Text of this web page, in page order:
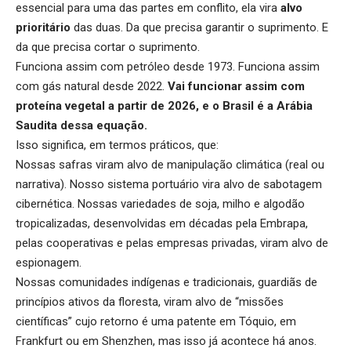
essencial para uma das partes em conflito, ela vira alvo
prioritário das duas. Da que precisa garantir o suprimento. E
da que precisa cortar o suprimento.
Funciona assim com petróleo desde 1973. Funciona assim
com gás natural desde 2022. Vai funcionar assim com
proteína vegetal a partir de 2026, e o Brasil é a Arábia
Saudita dessa equação.
Isso significa, em termos práticos, que:
Nossas safras viram alvo de manipulação climática (real ou
narrativa). Nosso sistema portuário vira alvo de sabotagem
cibernética. Nossas variedades de soja, milho e algodão
tropicalizadas, desenvolvidas em décadas pela Embrapa,
pelas cooperativas e pelas empresas privadas, viram alvo de
espionagem.
Nossas comunidades indígenas e tradicionais, guardiãs de
princípios ativos da floresta, viram alvo de “missões
científicas” cujo retorno é uma patente em Tóquio, em
Frankfurt ou em Shenzhen, mas isso já acontece há anos.